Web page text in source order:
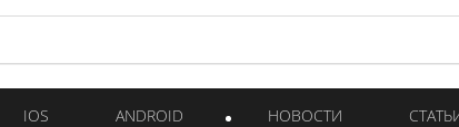
IOS ANDROID НОВОСТИ